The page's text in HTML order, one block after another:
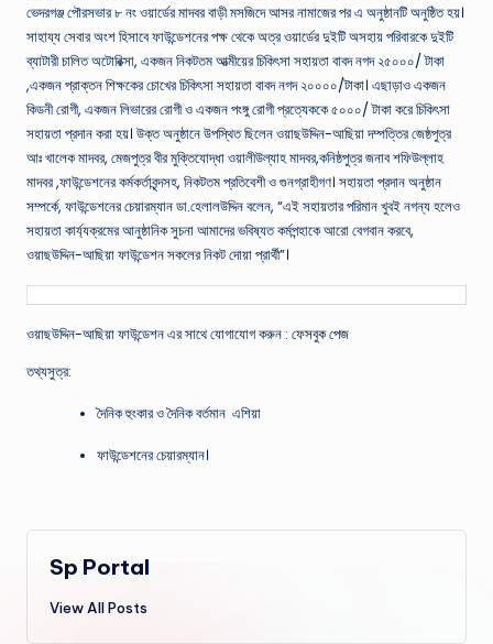
ভেদরগঞ্জ পৌরসভার ৮ নং ওয়ার্ডের মাদবর বাড়ী মসজিদে আসর নামাজের পর এ অনুষ্ঠানটি অনুষ্ঠিত হয়।
সাহায্য সেবার অংশ হিসাবে ফাউন্ডেশনের পক্ষ থেকে অত্র ওয়ার্ডের দুইটি অসহায় পরিবারকে দুইটি
ব্যাটারী চালিত অটোরিক্সা, একজন নিকটতম আত্মীয়ের চিকিৎসা সহায়তা বাবদ নগদ ২৫০০০/ টাকা
,একজন প্রাক্তন শিক্ষকের চোখের চিকিৎসা সহায়তা বাবদ নগদ ২০০০০/টাকা। এছাড়াও একজন
কিডনী রোগী, একজন লিভারের রোগী ও একজন পংঙ্গু রোগী প্রত্যেককে ৫০০০/ টাকা করে চিকিৎসা
সহায়তা প্রদান করা হয়। উক্ত অনুষ্ঠানে উপস্থিত ছিলেন ওয়াছউদ্দিন-আছিয়া দম্পত্তির জেষ্ঠপুত্র
আঃ খালেক মাদবর, মেজপুত্র বীর মুক্তিযোদ্ধা ওয়ালীউল্যাহ মাদবর,কনিষ্ঠপুত্র জনাব শফিউল্লাহ
মাদবর ,ফাউন্ডেশনের কর্মকর্তাবৃন্দসহ, নিকটতম প্রতিবেশী ও গুনগ্রাহীগণ। সহায়তা প্রদান অনুষ্ঠান
সম্পর্কে, ফাউন্ডেশনের চেয়ারম্যান ডা.হেলালউদ্দিন বলেন, “এই সহায়তার পরিমান খুবই নগন্য হলেও
সহায়তা কার্য্যক্রমের আনুষ্ঠানিক সুচনা আমাদের ভবিষ্যত কর্মপন্হাকে আরো বেগবান করবে,
ওয়াছউদ্দিন-আছিয়া ফাউন্ডেশন সকলের নিকট দোয়া প্রার্থী”।
ওয়াছউদ্দিন-আছিয়া ফাউন্ডেশন এর সাথে যোগাযোগ করুন : ফেসবুক পেজ
তথ্যসুত্র:
দৈনিক হুংকার ও দৈনিক বর্তমান এশিয়া
ফাউন্ডেশনের চেয়ারম্যান।
Sp Portal
View All Posts